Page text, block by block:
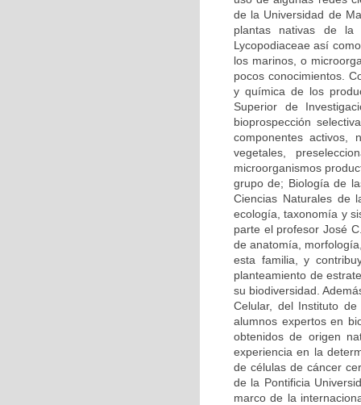
de la Universidad de
plantas nativas de
Lycopodiaceae así
los marinos, o
pocos conocimientos.
y química de los
Superior de
bioprospección
componentes activos,
vegetales,
microorganismos
grupo de; Biología de
Ciencias Naturales de
ecología, taxonomía y
parte el profesor José
de anatomía,
esta familia, y
planteamiento de
su biodiversidad.
Celular, del Instituto
alumnos expertos en
obtenidos de origen
experiencia en la
de células de cáncer
de la Pontificia
marco de la